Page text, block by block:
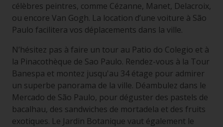
célèbres peintres, comme Cézanne, Manet, Delacroix,
ou encore Van Gogh. La location d’une voiture à São
Paulo facilitera vos déplacements dans la ville.
N’hésitez pas à faire un tour au Patio do Colegio et à
la Pinacothèque de Sao Paulo. Rendez-vous à la Tour
Banespa et montez jusqu'au 34 étage pour admirer
un superbe panorama de la ville. Déambulez dans le
Mercado de São Paulo, pour déguster des pastels de
bacalhau, des sandwiches de mortadela et des fruits
exotiques. Le Jardin Botanique vaut également le